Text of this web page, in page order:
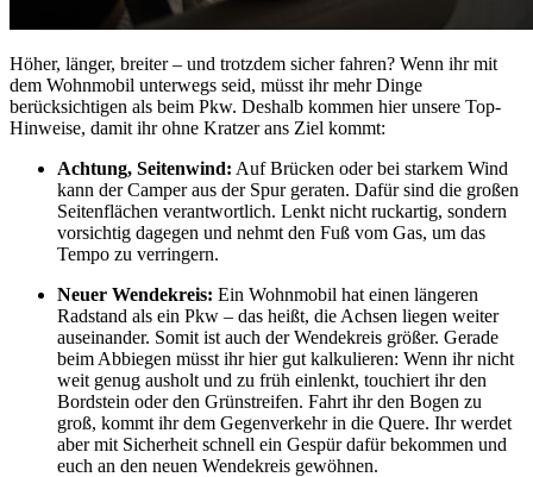
Höher, länger, breiter – und trotzdem sicher fahren? Wenn ihr mit
dem Wohnmobil unterwegs seid, müsst ihr mehr Dinge
berücksichtigen als beim Pkw. Deshalb kommen hier unsere Top-
Hinweise, damit ihr ohne Kratzer ans Ziel kommt:
Achtung, Seitenwind: Auf Brücken oder bei starkem Wind
kann der Camper aus der Spur geraten. Dafür sind die großen
Seitenflächen verantwortlich. Lenkt nicht ruckartig, sondern
vorsichtig dagegen und nehmt den Fuß vom Gas, um das
Tempo zu verringern.
Neuer Wendekreis: Ein Wohnmobil hat einen längeren
Radstand als ein Pkw – das heißt, die Achsen liegen weiter
auseinander. Somit ist auch der Wendekreis größer. Gerade
beim Abbiegen müsst ihr hier gut kalkulieren: Wenn ihr nicht
weit genug ausholt und zu früh einlenkt, touchiert ihr den
Bordstein oder den Grünstreifen. Fahrt ihr den Bogen zu
groß, kommt ihr dem Gegenverkehr in die Quere. Ihr werdet
aber mit Sicherheit schnell ein Gespür dafür bekommen und
euch an den neuen Wendekreis gewöhnen.